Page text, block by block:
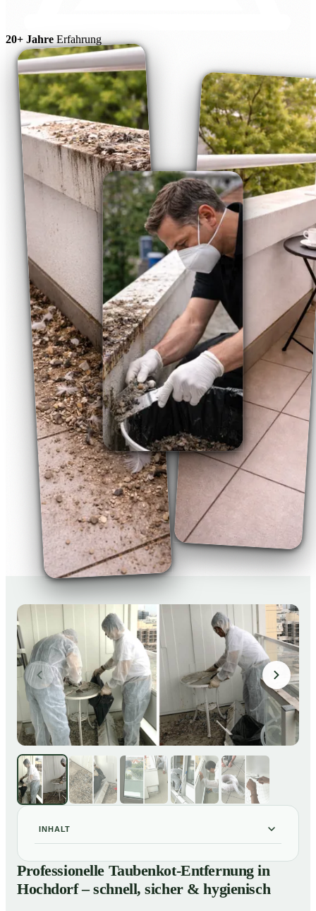
20+ Jahre Erfahrung
INHALT
01 Professionelle Taubenkot-Entfernung in Hochdorf –
schnell, sicher & hygienisch
Warum professionelle Taubenkot-Entfernung in
Professionelle Taubenkot-Entfernung in
Hochdorf – schnell, sicher & hygienisch